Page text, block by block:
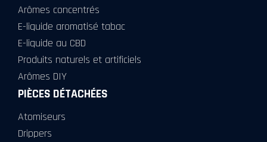
Arômes concentrés
E-liquide aromatisé tabac
E-liquide au CBD
Produits naturels et artificiels
Arômes DIY
PIÈCES DÉTACHÉES
Atomiseurs
Drippers